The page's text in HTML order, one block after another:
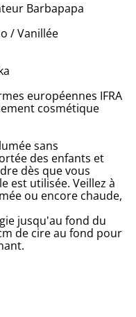
Barbapapa
/ Vanillée
européennes IFRA
cosmétique
sans
des enfants et
dès que vous
est utilisée. Veillez à
ou encore chaude,
jusqu'au fond du
de cire au fond pour